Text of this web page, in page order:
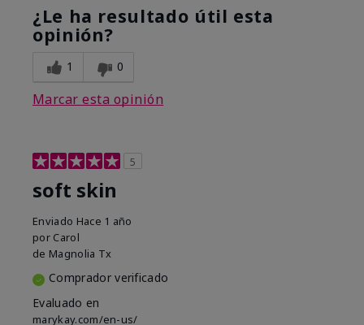
¿Le ha resultado útil esta
opinión?
1 0
Marcar esta opinión
5
soft skin
Enviado Hace 1 año
por Carol
de Magnolia Tx
Comprador verificado
Evaluado en
marykay.com/en-us/